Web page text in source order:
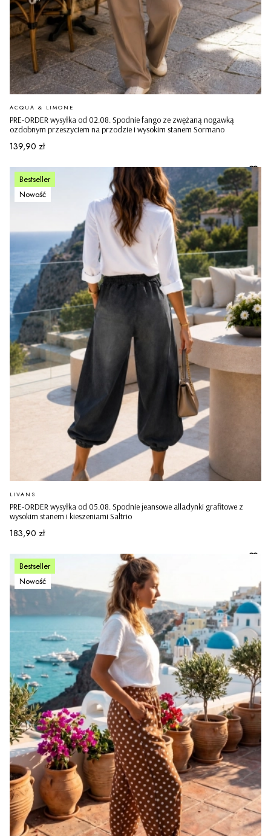
PRE-ORDER wysyłka od 02.08. Spodnie fango ze zwężaną nogawką
ozdobnym przeszyciem na przodzie i wysokim stanem Sormano
PRODUCENT
ACQUA & LIMONE
Cena
139,90 zł
Bestseller
Nowość
PRE-ORDER wysyłka od 05.08. Spodnie jeansowe alladynki grafitowe z
wysokim stanem i kieszeniami Saltrio
PRODUCENT
LIVANS
Cena
183,90 zł
Bestseller
Nowość